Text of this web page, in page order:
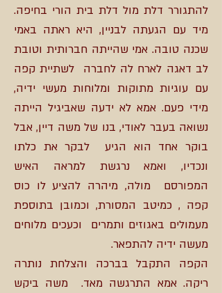
להתגורר דלת מול דלת בית הורי בחיפה.
מיד עם הגעתה לבניין, היא ראתה באמי
שכנה טובה. אמי שהייתה חברותית וטובת
לב דאגה לארח לה לחברה לשתיית קפה
עם עוגיות מתוקות ומלוחות מעשי ידיה,
מידי פעם. אמא לא ידעה שאביגיל הייתה
נשואה בעבר לאודי, בנו של משה דיין, אבל
בוקר אחד הוא הגיע לבקר את כלתו
ונכדיו, ואמא נרגשת למראה האיש
המפורסם מולה, מיהרה להציע לו כוס
קפה , כמיטב המסורת, וכמובן בתוספת
מעמולים באגוזים ותמרים וכעכים מלוחים
מעשה ידיה להתפאר.
הקפה התקבל בברכה והצלחת נותרה
ריקה. אמא התרגשה מאד. משה ביקש